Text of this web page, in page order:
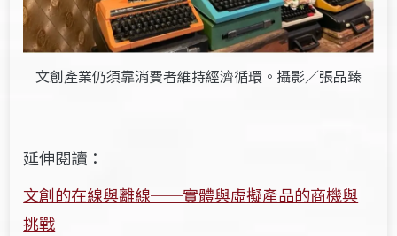
文創產業仍須靠消費者維持經濟循環。攝影／張品臻
延伸閱讀：
文創的在線與離線──實體與虛擬產品的商機與
挑戰